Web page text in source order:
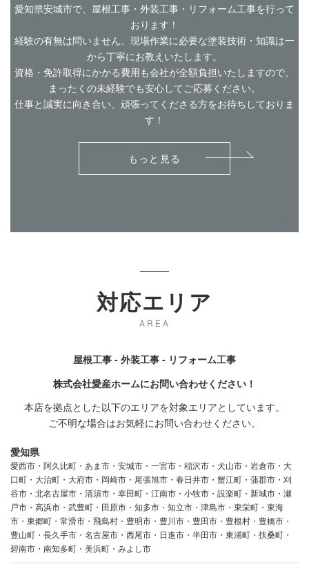
愛知県安城市で、屋根工事・外装工事・リフォーム工事を行って
おります！
経験の有無は問いません。現場作業に必要な塗装技術・知識は一
から丁寧にお教えいたします。
資格・免許取得にかかる費用も会社が全額負担いたしますので、
まったくの未経験でも安心してご応募ください。
仕事と誠実に向き合い、頑張ってくださる方をお待ちしておりま
す！
もっと見る
対応エリア
AREA
屋根工事 - 外装工事 - リフォーム工事
株式会社愛産ホームにお問い合わせください！
本店を拠点とした以下のエリアを対象エリアとしています。
ご不明な場合はお気軽にお問い合わせください。
愛知県
愛西市・阿久比町・あま市・安城市・一宮市・稲沢市・犬山市・岩倉市・大
口町・大治町・大府市・岡崎市・尾張旭市・春日井市・蟹江町・蒲郡市・刈
谷市・北名古屋市・清須市・幸田町・江南市・小牧市・設楽町・新城市・瀬
戸市・高浜市・武豊町・田原市・知多市・知立市・津島市・東栄町・東海
市・東郷町・常滑市・飛島村・豊明市・豊川市・豊田市・豊根村・豊橋市・
豊山町・長久手市・名古屋市・西尾市・日進市・半田市・東浦町・扶桑町・
碧南市・南知多町・美浜町・みよし市